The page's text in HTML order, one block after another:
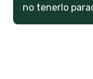
no tenerlo